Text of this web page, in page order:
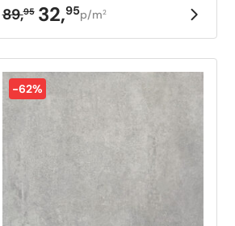
89,95
Oorspronkelijke
prijs
was:
89,95.
32,95
Huidige
prijs
is:
32,95.
p/m2
-62%